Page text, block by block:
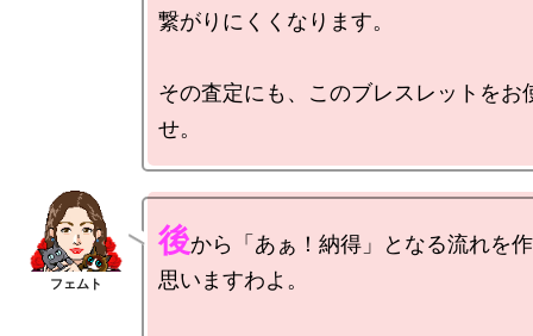
繋がりにくくなります。
その査定にも、このブレスレットをお
後から「あぁ！納得」となる流れを
思いますわよ。